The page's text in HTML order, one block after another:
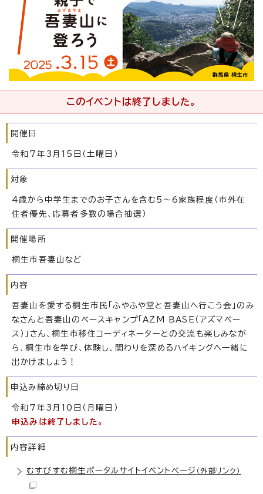
このイベントは終了しました。
開催日
令和7年3月15日（土曜日）
対象
4歳から中学生までのお子さんを含む5～6家族程度（市外在
住者優先、応募者多数の場合抽選）
開催場所
桐生市吾妻山など
内容
吾妻山を愛する桐生市民「ふやふや堂と吾妻山へ行こう会」のみ
なさんと吾妻山のベースキャンプ「AZM BASE（アズマベー
ス）」さん、桐生市移住コーディネーターとの交流も楽しみなが
ら、桐生市を学び、体験し、関わりを深めるハイキングへ一緒に
出かけましょう！
申込み締め切り日
令和7年3月10日（月曜日）
申込みは終了しました。
内容詳細
むすびすむ桐生ポータルサイトイベントページ （外部リンク）